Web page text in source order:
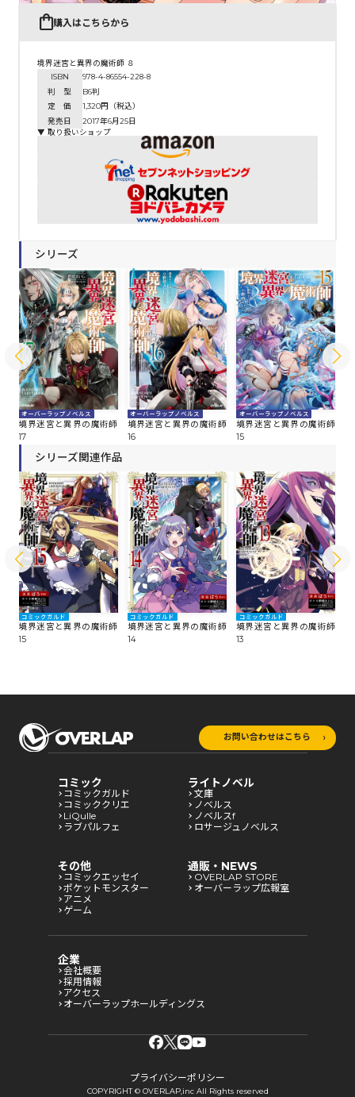
購入はこちらから
境界迷宮と異界の魔術師 ８
ISBN
978-4-86554-228-8
判 型
B6判
定 価
1,320円（税込）
発売日
2017年6月25日
▼ 取り扱いショップ
シリーズ
オーバーラップノベルス
境界迷宮と異界の魔術師
17
オーバーラップノベルス
境界迷宮と異界の魔術師
16
オーバーラップノベルス
境界迷宮と異界の魔術師
15
シリーズ関連作品
コミックガルド
境界迷宮と異界の魔術師
15
コミックガルド
境界迷宮と異界の魔術師
14
コミックガルド
境界迷宮と異界の魔術師
13
お問い合わせはこちら
コミック
コミックガルド
コミッククリエ
LiQulle
ラブパルフェ
ライトノベル
文庫
ノベルス
ノベルスf
ロサージュノベルス
その他
コミックエッセイ
ポケットモンスター
アニメ
ゲーム
通販・NEWS
OVERLAP STORE
オーバーラップ広報室
企業
会社概要
採用情報
アクセス
オーバーラップホールディングス
プライバシーポリシー
COPYRIGHT © OVERLAP,inc All Rights reserved